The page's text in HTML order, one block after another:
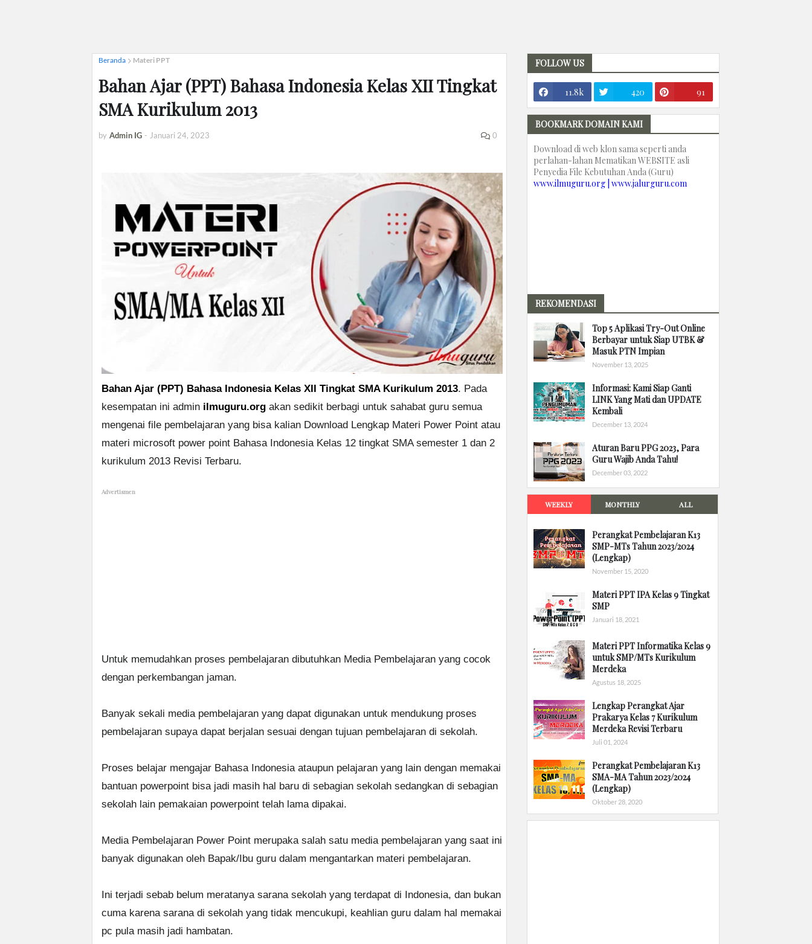
Beranda Materi PPT
Bahan Ajar (PPT) Bahasa Indonesia Kelas XII Tingkat
SMA Kurikulum 2013
by Admin IG - Januari 24, 2023 0
Bahan Ajar (PPT) Bahasa Indonesia Kelas XII Tingkat SMA Kurikulum 2013. Pada
kesempatan ini admin ilmuguru.org akan sedikit berbagi untuk sahabat guru semua
mengenai file pembelajaran yang bisa kalian Download Lengkap Materi Power Point atau
materi microsoft power point Bahasa Indonesia Kelas 12 tingkat SMA semester 1 dan 2
kurikulum 2013 Revisi Terbaru.
Advertismen
Untuk memudahkan proses pembelajaran dibutuhkan Media Pembelajaran yang cocok
dengan perkembangan jaman.
Banyak sekali media pembelajaran yang dapat digunakan untuk mendukung proses
pembelajaran supaya dapat berjalan sesuai dengan tujuan pembelajaran di sekolah.
Proses belajar mengajar Bahasa Indonesia ataupun pelajaran yang lain dengan memakai
bantuan powerpoint bisa jadi masih hal baru di sebagian sekolah sedangkan di sebagian
sekolah lain pemakaian powerpoint telah lama dipakai.
Media Pembelajaran Power Point merupaka salah satu media pembelajaran yang saat ini
banyak digunakan oleh Bapak/Ibu guru dalam mengantarkan materi pembelajaran.
Ini terjadi sebab belum meratanya sarana sekolah yang terdapat di Indonesia, dan bukan
cuma karena sarana di sekolah yang tidak mencukupi, keahlian guru dalam hal memakai
pc pula masih jadi hambatan.
FOLLOW US
11.8k 420 91
BOOKMARK DOMAIN KAMI
Download di web klon sama seperti anda
perlahan-lahan Mematikan WEBSITE asli
Penyedia File Kebutuhan Anda (Guru)
www.ilmuguru.org | www.jalurguru.com
REKOMENDASI
Top 5 Aplikasi Try-Out Online
Berbayar untuk Siap UTBK &
Masuk PTN Impian
November 13, 2025
Informasi: Kami Siap Ganti
LINK Yang Mati dan UPDATE
Kembali
December 13, 2024
Aturan Baru PPG 2023, Para
Guru Wajib Anda Tahu!
December 03, 2022
WEEKLY MONTHLY ALL
Perangkat Pembelajaran K13
SMP-MTs Tahun 2023/2024
(Lengkap)
November 15, 2020
Materi PPT IPA Kelas 9 Tingkat
SMP
Januari 18, 2021
Materi PPT Informatika Kelas 9
untuk SMP/MTs Kurikulum
Merdeka
Agustus 18, 2025
Lengkap Perangkat Ajar
Prakarya Kelas 7 Kurikulum
Merdeka Revisi Terbaru
Juli 01, 2024
Perangkat Pembelajaran K13
SMA-MA Tahun 2023/2024
(Lengkap)
Oktober 28, 2020